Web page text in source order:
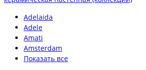
Adelaida
Adele
Amati
Amsterdam
Показать все